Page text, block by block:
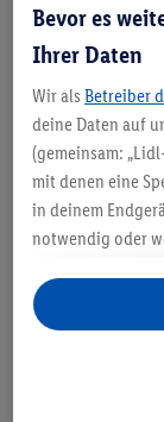
Plus 3:
Für
unterstützt
Qualität
reifen, das
Dadurch
freuen sich.
Plus 4:
Bevor es
Ihrer Daten
Wir als Betreiber
deine Daten auf
(gemeinsam:
mit denen eine
in deinem
notwendig oder
personalisierte
Dienste
Programms bist,
Unter